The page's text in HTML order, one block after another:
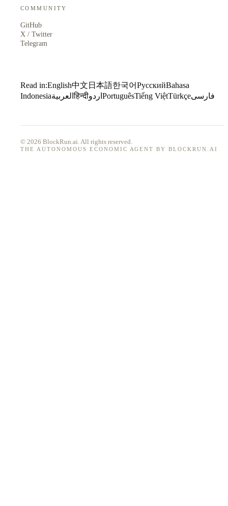
COMMUNITY
GitHub
X / Twitter
Telegram
Read in:English中文 日本語한국어РусскийBahasa
Indonesiaالعربيةहिन्दीاردو PortuguêsTiếng ViệtTürkçeفارسی
© 2026 BlockRun.ai. All rights reserved.
THE AUTONOMOUS ECONOMIC AGENT BY BLOCKRUN.AI